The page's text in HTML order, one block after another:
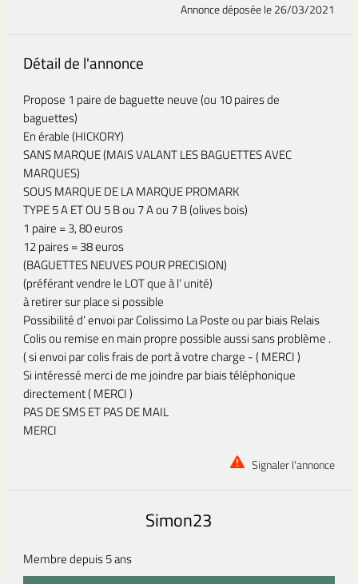
Annonce déposéele 26/03/2021
Détail de l'annonce
Propose 1 paire de baguette neuve (ou 10 paires de
baguettes)
En érable (HICKORY)
SANS MARQUE (MAIS VALANT LES BAGUETTES AVEC
MARQUES)
SOUS MARQUE DE LA MARQUE PROMARK
TYPE 5 A ET OU 5 B ou 7 A ou 7 B (olives bois)
1 paire = 3, 80 euros
12 paires = 38 euros
(BAGUETTES NEUVES POUR PRECISION)
(préférant vendre le LOT que à l’ unité)
à retirer sur place si possible
Possibilité d’ envoi par Colissimo La Poste ou par biais Relais
Colis ou remise en main propre possible aussi sans problème .
( si envoi par colis frais de port à votre charge - ( MERCI )
Si intéressé merci de me joindre par biais téléphonique
directement ( MERCI )
PAS DE SMS ET PAS DE MAIL
MERCI
Signaler l'annonce
Simon23
Membre depuis 5 ans